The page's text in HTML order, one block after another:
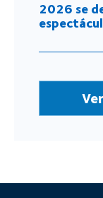
2026 se